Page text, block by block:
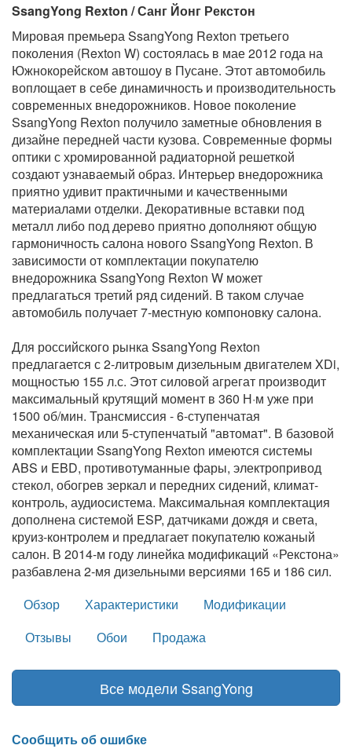
SsangYong Rexton / Санг Йонг Рекстон
Мировая премьера SsangYong Rexton третьего
поколения (Rexton W) состоялась в мае 2012 года на
Южнокорейском автошоу в Пусане. Этот автомобиль
воплощает в себе динамичность и производительность
современных внедорожников. Новое поколение
SsangYong Rexton получило заметные обновления в
дизайне передней части кузова. Современные формы
оптики с хромированной радиаторной решеткой
создают узнаваемый образ. Интерьер внедорожника
приятно удивит практичными и качественными
материалами отделки. Декоративные вставки под
металл либо под дерево приятно дополняют общую
гармоничность салона нового SsangYong Rexton. В
зависимости от комплектации покупателю
внедорожника SsangYong Rexton W может
предлагаться третий ряд сидений. В таком случае
автомобиль получает 7-местную компоновку салона.
Для российского рынка SsangYong Rexton
предлагается с 2-литровым дизельным двигателем XDi,
мощностью 155 л.с. Этот силовой агрегат производит
максимальный крутящий момент в 360 Н·м уже при
1500 об/мин. Трансмиссия - 6-ступенчатая
механическая или 5-ступенчатый "автомат". В базовой
комплектации SsangYong Rexton имеются системы
ABS и EBD, противотуманные фары, электропривод
стекол, обогрев зеркал и передних сидений, климат-
контроль, аудиосистема. Максимальная комплектация
дополнена системой ESP, датчиками дождя и света,
круиз-контролем и предлагает покупателю кожаный
салон. В 2014-м году линейка модификаций «Рекстона»
разбавлена 2-мя дизельными версиями 165 и 186 сил.
Обзор
Характеристики
Модификации
Отзывы
Обои Продажа
Все модели SsangYong
Сообщить об ошибке